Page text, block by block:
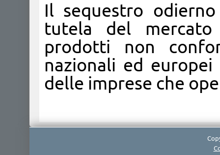
Il sequestro
tutela del
prodotti non
nazionali ed
delle imprese che